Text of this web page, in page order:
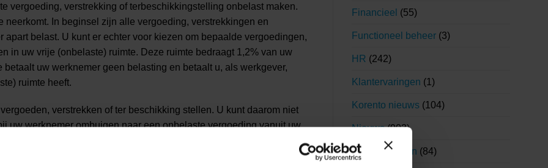
vergoeding, verstrekking of terbeschikkingstelling onbelast maken.
In beginsel zijn alle vergoeding, verstrekkingen en
belast. U kunt er echter voor kiezen om bepaalde vergoedingen,
in uw vrije (onbelaste) ruimte. Deze ruimte bedraagt 1,2% van uw
uw werknemer geen belasting en betaalt u, als werkgever,
ruimte heeft.
verstrekken of ter beschikking stellen. U kunt daarom niet
uw werknemer ombuigen naar een onbelaste vergoeding vanuit uw
van het jaar ruimte over houdt. Begroot het gebruik van uw vrije
Financieel (55)
Functioneel beheer (3)
HR (242)
Klantervaringen (1)
Korento nieuws (104)
Nieuws(903)
Nieuwsbrieven (84)